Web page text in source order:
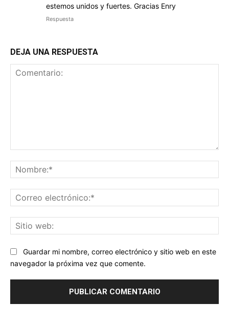
estemos unidos y fuertes. Gracias Enry
Respuesta
DEJA UNA RESPUESTA
Guardar mi nombre, correo electrónico y sitio web en este
navegador la próxima vez que comente.